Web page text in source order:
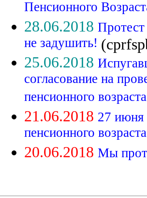
Пенсионного
28.06.2018
не задушить!
25.06.2018
согласование на
пенсионного
21.06.2018 27 июня
пенсионного возраста
20.06.2018 Мы